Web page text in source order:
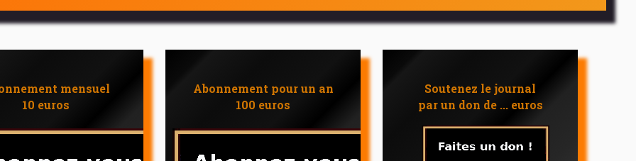
mensuel
10 euros
Abonnement pour un an
100 euros
Soutenez le journal
par un don de ... euros